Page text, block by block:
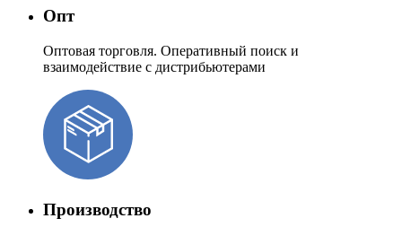
Опт
Оптовая торговля. Оперативный поиск и
взаимодействие с дистрибьютерами
Производство